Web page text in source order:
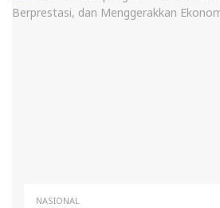
NASIONAL